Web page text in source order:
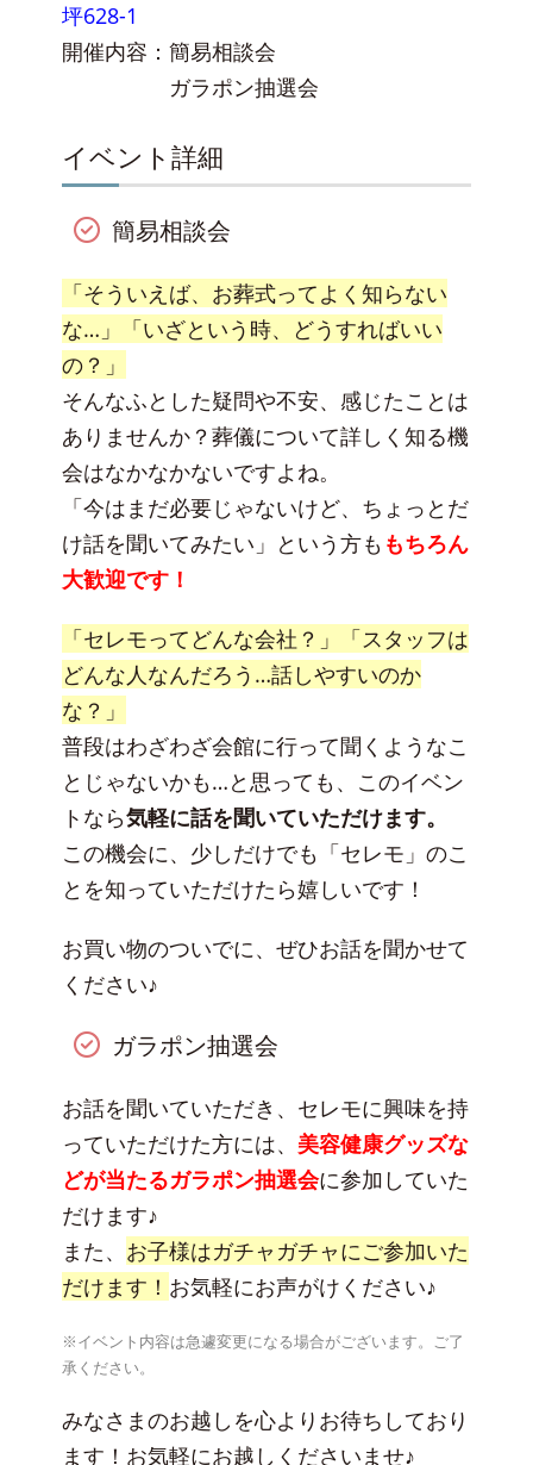
坪628-1
開催内容：簡易相談会
ガラポン抽選会
イベント詳細
簡易相談会
「そういえば、お葬式ってよく知らない
な…」「いざという時、どうすればいい
の？」
そんなふとした疑問や不安、感じたことは
ありませんか？葬儀について詳しく知る機
会はなかなかないですよね。
「今はまだ必要じゃないけど、ちょっとだ
け話を聞いてみたい」という方も もちろん
大歓迎です！
「セレモってどんな会社？」「スタッフは
どんな人なんだろう…話しやすいのか
な？」
普段はわざわざ会館に行って聞くようなこ
とじゃないかも…と思っても、このイベン
トなら気軽に話を聞いていただけます。
この機会に、少しだけでも「セレモ」のこ
とを知っていただけたら嬉しいです！
お買い物のついでに、ぜひお話を聞かせて
ください♪
ガラポン抽選会
お話を聞いていただき、セレモに興味を持
っていただけた方には、 美容健康グッズな
どが当たるガラポン抽選会に参加していた
だけます♪
また、 お子様はガチャガチャにご参加いた
だけます！ お気軽にお声がけください♪
※イベント内容は急遽変更になる場合がございます。ご了
承ください。
みなさまのお越しを心よりお待ちしており
ます！お気軽にお越しくださいませ♪